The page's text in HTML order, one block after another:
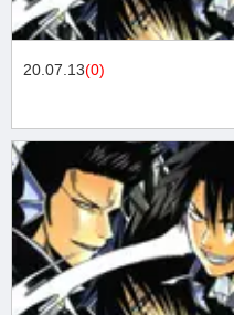
20.07.13(0)